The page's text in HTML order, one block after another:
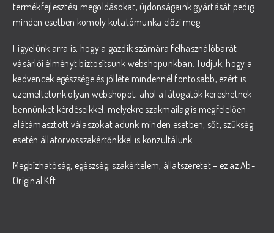
termékfejlesztési megoldásokat, újdonságaink gyártását pedig
minden esetben komoly kutatómunka előzi meg.
Figyelünk arra is, hogy a gazdik számára felhasználóbarát
vásárlói élményt biztosítsunk webshopunkban. Tudjuk, hogy a
kedvencek egészsége és jólléte mindennél fontosabb, ezért is
üzemeltetünk olyan webshopot, ahol a látogatók kereshetnek
bennünket kérdéseikkel, melyekre szakmailag is megfelelően
alátámasztott válaszokat adunk minden esetben, sőt, szükség
esetén állatorvosszakértőnkkel is konzultálunk.
Megbízhatóság, egészség, szakértelem, állatszeretet – ez az Ab-
Original Kft.